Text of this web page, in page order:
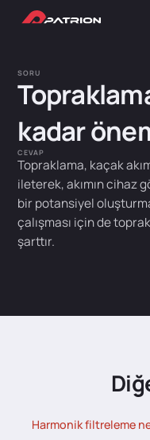
SORU
kadar
CEVAP
Topraklama, kaçak
ileterek, akımın cihaz
bir potansiyel
çalışması için de
şarttır.
Harmonik filtreleme